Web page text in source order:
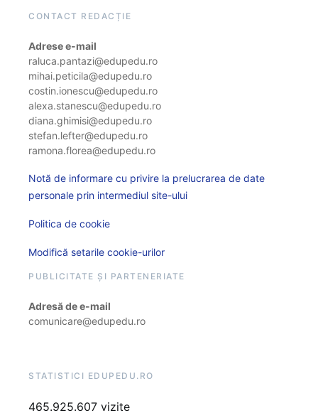
CONTACT REDACȚIE
Adrese e-mail
raluca.pantazi@edupedu.ro
mihai.peticila@edupedu.ro
costin.ionescu@edupedu.ro
alexa.stanescu@edupedu.ro
diana.ghimisi@edupedu.ro
stefan.lefter@edupedu.ro
ramona.florea@edupedu.ro
Notă de informare cu privire la prelucrarea de date
personale prin intermediul site-ului
Politica de cookie
Modifică setarile cookie-urilor
PUBLICITATE ȘI PARTENERIATE
Adresă de e-mail
comunicare@edupedu.ro
STATISTICI EDUPEDU.RO
465.925.607 vizite